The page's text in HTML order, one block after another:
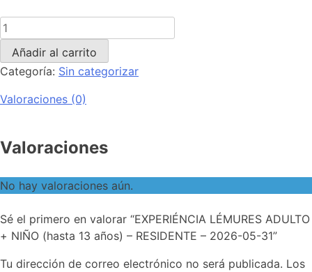
Añadir al carrito
Categoría: Sin categorizar
Valoraciones (0)
Valoraciones
No hay valoraciones aún.
Sé el primero en valorar “EXPERIÉNCIA LÉMURES ADULTO
+ NIÑO (hasta 13 años) – RESIDENTE – 2026-05-31”
Tu dirección de correo electrónico no será publicada. Los